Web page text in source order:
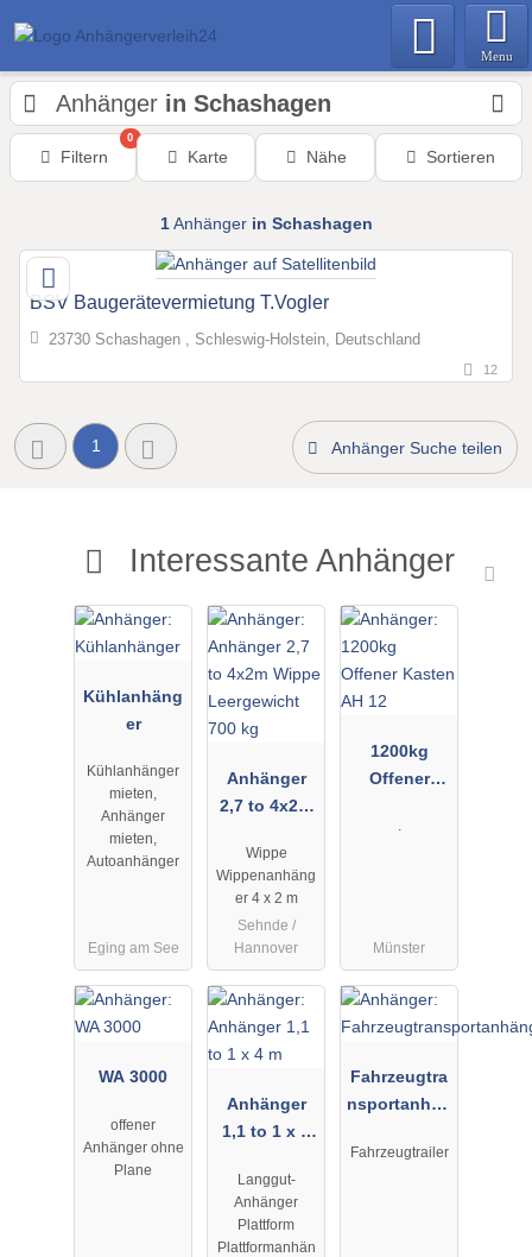
Menu
Anhänger in Schashagen
Filtern
0
Karte Nähe Sortieren
1Anhänger in Schashagen
BSV Baugerätevermietung T.Vogler
23730 Schashagen , Schleswig-Holstein, Deutschland
12
1 Anhänger Suche teilen
Interessante Anhänger
Kühlanhäng
er
Kühlanhänger
mieten,
Anhänger
mieten,
Autoanhänger
Eging am See
Anhänger
2,7 to 4x2m
Leergewicht
700 kg
Wippe
Wippenanhäng
er 4 x 2 m
Sehnde /
Hannover
1200kg
Offener
12.
Münster
WA 3000
offener
Anhänger ohne
Plane
Anhänger
1,1 to 1 x 4
Langgut-
Anhänger
Plattform
Plattformanhän
Fahrzeugtra
nsportanhän
Fahrzeugtrailer